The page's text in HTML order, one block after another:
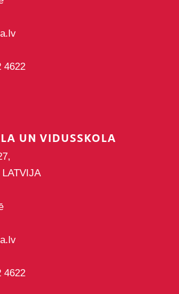
4622
UN VIDUSSKOLA
LATVIJA
4622